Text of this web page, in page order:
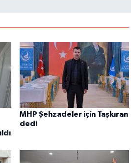
MHP Şehzadeler için Taşkıran
dedi